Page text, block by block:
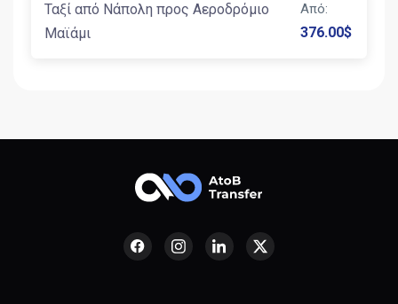
Ταξί από Νάπολη προς Αεροδρόμιο
Μαϊάμι
Από:
376.00$